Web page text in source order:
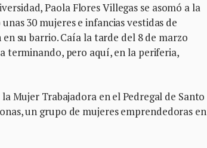
Paola Flores Villegas se asomó a la
30 mujeres e infancias vestidas de
su barrio. Caía la tarde del 8 de marzo
terminando, pero aquí, en la periferia,
Mujer Trabajadora en el Pedregal de Santo
un grupo de mujeres emprendedoras en